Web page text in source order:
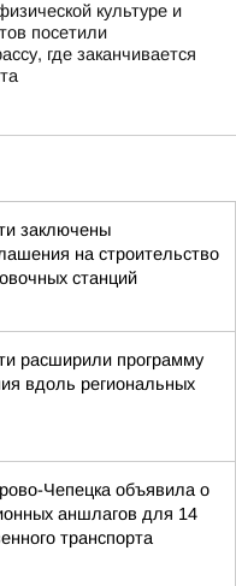
культуре и
посетили
где заканчивается
заключены
на строительство
станций
расширили программу
вдоль региональных
Чепецка объявила о
аншлагов для 14
транспорта